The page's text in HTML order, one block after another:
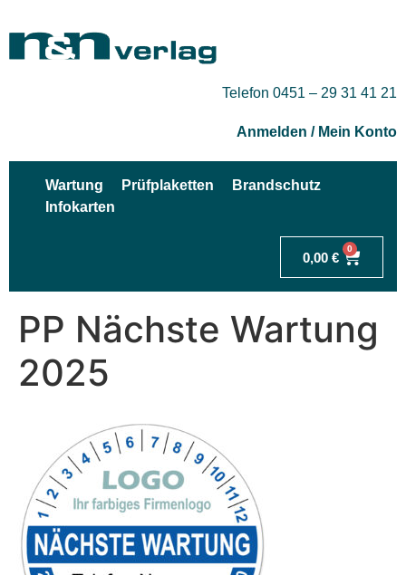
Telefon 0451 – 29 31 41 21
Anmelden / Mein Konto
Wartung Prüfplaketten
Brandschutz
Infokarten
0,00 €
0
PP Nächste Wartung
2025